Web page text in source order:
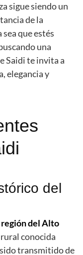
sigue siendo un
de la
que estés
una
Saidi te invita a
elegancia y
del
región del Alto
conocida
transmitido de